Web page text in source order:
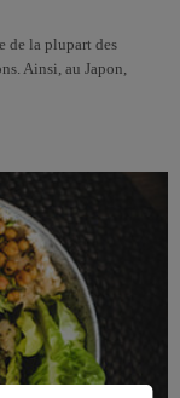
de la plupart des
Ainsi, au Japon,